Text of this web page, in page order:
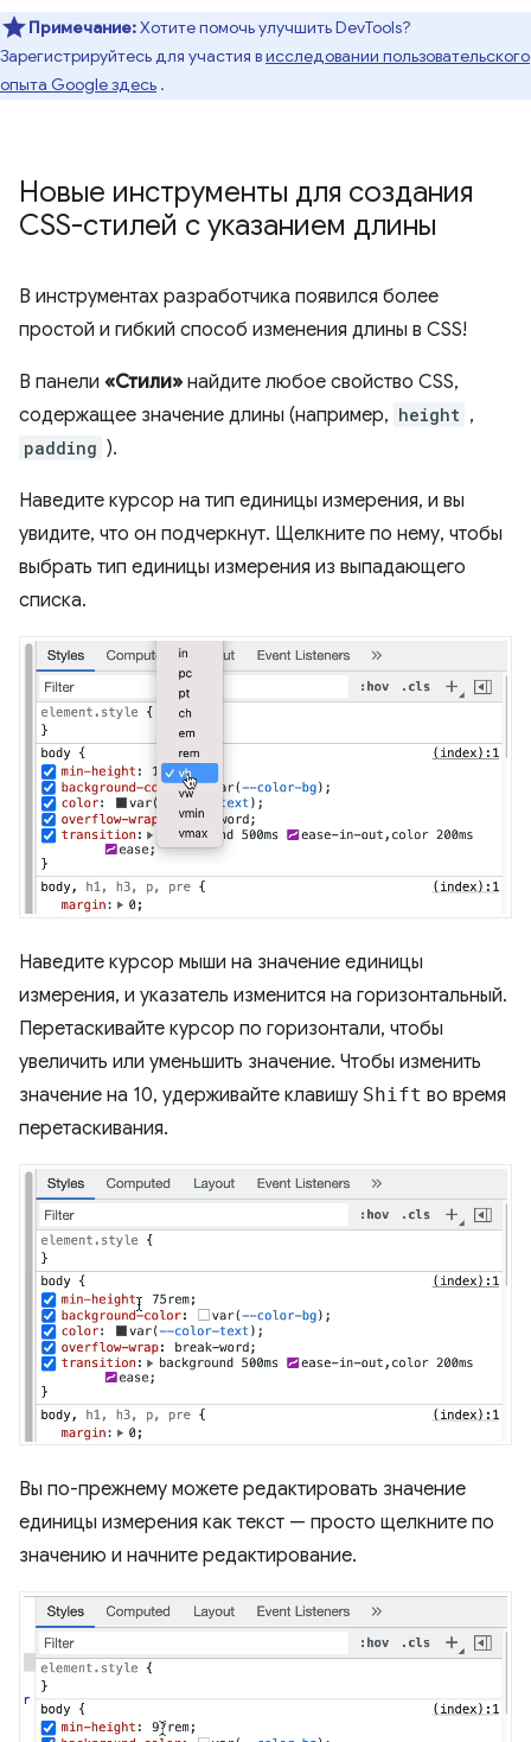
Примечание:Хотите помочь улучшить DevTools?
Зарегистрируйтесь для участия висследовании пользовательского
опыта Google здесь .
Новые инструменты для создания
CSS-стилей с указанием длины
В инструментах разработчика появился более
простой и гибкий способ изменения длины в CSS!
В панели «Стили» найдите любое свойство CSS,
содержащее значение длины (например, height ,
padding ).
Наведите курсор на тип единицы измерения, и вы
увидите, что он подчеркнут. Щелкните по нему, чтобы
выбрать тип единицы измерения из выпадающего
списка.
Наведите курсор мыши на значение единицы
измерения, и указатель изменится на горизонтальный.
Перетаскивайте курсор по горизонтали, чтобы
увеличить или уменьшить значение. Чтобы изменить
значение на 10, удерживайте клавишу Shift во время
перетаскивания.
Вы по-прежнему можете редактировать значение
единицы измерения как текст — просто щелкните по
значению и начните редактирование.